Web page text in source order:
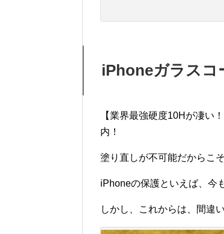
iPhoneガラスコ
【業界最強硬度10Hが凄い
内！
塗り直しが不可能だからこ
iPhoneの保護といえば、今
しかし、これからは、間違